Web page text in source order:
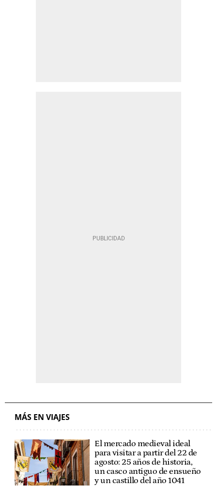
MÁS EN VIAJES
El mercado medieval ideal
para visitar a partir del 22 de
agosto: 25 años de historia,
un casco antiguo de ensueño
y un castillo del año 1041